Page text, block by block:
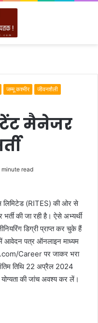
जम्मू कश्मीर
जीवनशैली
मैनेजर
minute read
लिमिटेड (RITES) की ओर से
की जा रही है। ऐसे अभ्यर्थी
डिग्री प्राप्त कर चुके हैं
आवेदन पत्र ऑनलाइन माध्यम
Career पर जाकर भरा
तिथि 22 अप्रैल 2024
योग्यता की जांच अवश्य कर लें।